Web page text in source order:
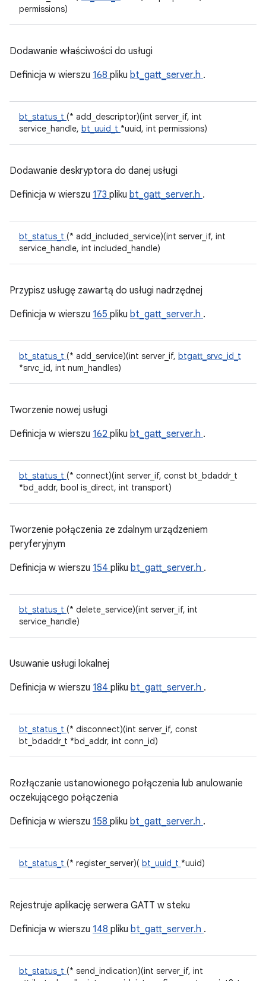
permissions)
Dodawanie właściwości do usługi
Definicja w wierszu 168 pliku bt_gatt_server.h .
bt_status_t (* add_descriptor)(int server_if, int
service_handle, bt_uuid_t *uuid, int permissions)
Dodawanie deskryptora do danej usługi
Definicja w wierszu 173 pliku bt_gatt_server.h .
bt_status_t (* add_included_service)(int server_if, int
service_handle, int included_handle)
Przypisz usługę zawartą do usługi nadrzędnej
Definicja w wierszu 165 pliku bt_gatt_server.h .
bt_status_t (* add_service)(int server_if, btgatt_srvc_id_t
*srvc_id, int num_handles)
Tworzenie nowej usługi
Definicja w wierszu 162 pliku bt_gatt_server.h .
bt_status_t (* connect)(int server_if, const bt_bdaddr_t
*bd_addr, bool is_direct, int transport)
Tworzenie połączenia ze zdalnym urządzeniem
peryferyjnym
Definicja w wierszu 154 pliku bt_gatt_server.h .
bt_status_t (* delete_service)(int server_if, int
service_handle)
Usuwanie usługi lokalnej
Definicja w wierszu 184 pliku bt_gatt_server.h .
bt_status_t (* disconnect)(int server_if, const
bt_bdaddr_t *bd_addr, int conn_id)
Rozłączanie ustanowionego połączenia lub anulowanie
oczekującego połączenia
Definicja w wierszu 158 pliku bt_gatt_server.h .
bt_status_t (* register_server)( bt_uuid_t *uuid)
Rejestruje aplikację serwera GATT w steku
Definicja w wierszu 148 pliku bt_gatt_server.h .
bt_status_t (* send_indication)(int server_if, int